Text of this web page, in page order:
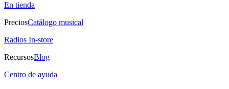
En tienda
PreciosCatálogo musical
Radios In-store
RecursosBlog
Centro de ayuda